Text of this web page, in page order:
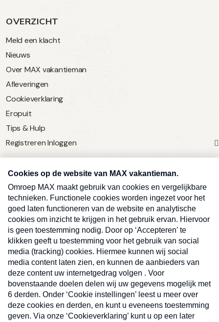
OVERZICHT
Meld een klacht
Nieuws
Over MAX vakantieman
Afleveringen
Cookieverklaring
Eropuit
Tips & Hulp
Registreren Inloggen
SERVICE
Over Omroep MAX
MAX Vandaag
MAX Meldpunt
Pers
Contact
Algemene voorwaarden
Privacyverklaring
Kwetsbaarheid melden
RegistrerenInloggen
Ben je benieuwd naar meer
vakantienieuws- en tips?
E-
Inschrijven